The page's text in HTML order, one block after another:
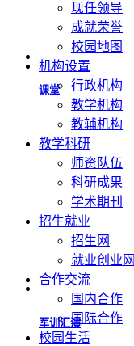
现任领导
成就荣誉
校园地图
机构设置
行政机构
教学机构
教辅机构
教学科研
师资队伍
科研成果
学术期刊
招生就业
招生网
就业创业网
合作交流
国内合作
国际合作
校园生活
礼仪表演
国旗护卫队
一站式学生社区
新时代广场